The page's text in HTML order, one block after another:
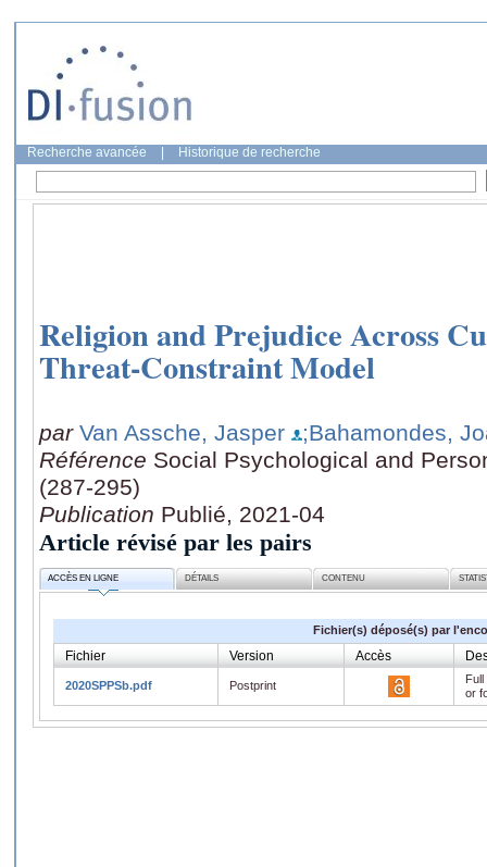
Recherche avancée Historique de recherche
Religion and Prejudice Across
Threat-Constraint Model
par Van Assche, Jasper
;Bahamondes,
Référence Social Psychological and
(287-295)
Publication Publié, 2021-04
Article révisé par les pairs
ACCÈS EN LIGNE DÉTAILS CONTENU
Fichier(s) déposé(s) par
Fichier Version Accès
2020SPPSb.pdf Postprint
or